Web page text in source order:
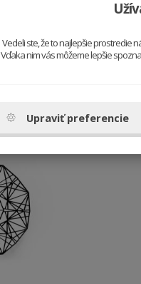
Vedeli ste, že to najlepšie prostredie
Vďaka nim vás môžeme lepšie
Upraviť preferencie